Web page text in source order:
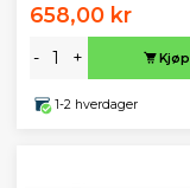
658,00 kr
- + Kjøp
1-2 hverdager